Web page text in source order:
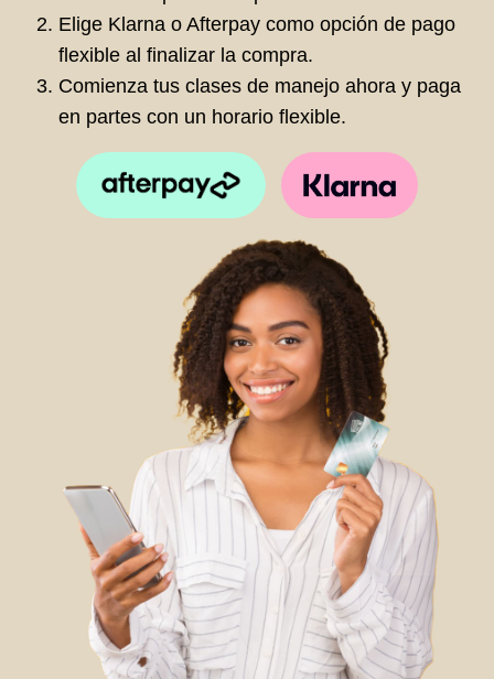
Elige Klarna o Afterpay como opción de pago
flexible al finalizar la compra.
Comienza tus clases de manejo ahora y paga
en partes con un horario flexible.